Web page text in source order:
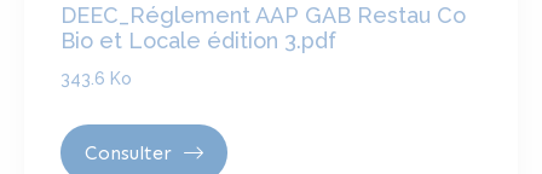
DEEC_Réglement AAP GAB Restau Co
Bio et Locale édition 3.pdf
343.6 Ko
Consulter